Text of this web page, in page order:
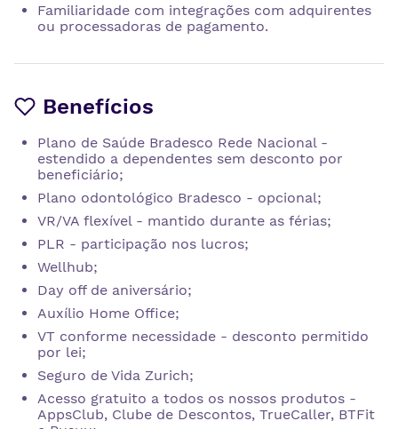
Familiaridade com integrações com adquirentes
ou processadoras de pagamento.
Benefícios
Plano de Saúde Bradesco Rede Nacional -
estendido a dependentes sem desconto por
beneficiário;
Plano odontológico Bradesco - opcional;
VR/VA flexível - mantido durante as férias;
PLR - participação nos lucros;
Wellhub;
Day off de aniversário;
Auxílio Home Office;
VT conforme necessidade - desconto permitido
por lei;
Seguro de Vida Zurich;
Acesso gratuito a todos os nossos produtos -
AppsClub, Clube de Descontos, TrueCaller, BTFit